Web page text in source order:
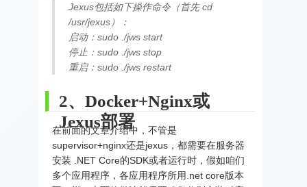
Jexus包括如下操作命令（首先 cd
/usr/jexus）：
启动：sudo ./jws start
停止：sudo ./jws stop
重启：sudo ./jws restart
2、Docker+Nginx或
Jexus部署
在前面的文章介绍中，不管是
supervisor+nginx还是jexus，都需要在服务器
安装 .NET Core的SDK或者运行时，假如咱们
多个应用程序，各应用程序所用.net core版本